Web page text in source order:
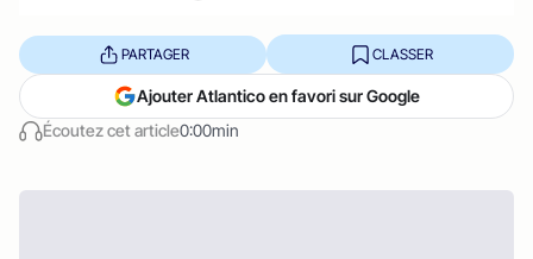
Écoutez cet article0:00min
PARTAGER CLASSER
Ajouter Atlantico en favori sur Google